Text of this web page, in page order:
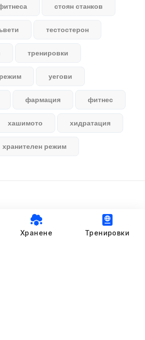
стоян станков
тестостерон
тренировки
уегови
фармация фитнес
хашимото хидратация
хранителен режим
Progress App | 2025
Хранене Тренировки